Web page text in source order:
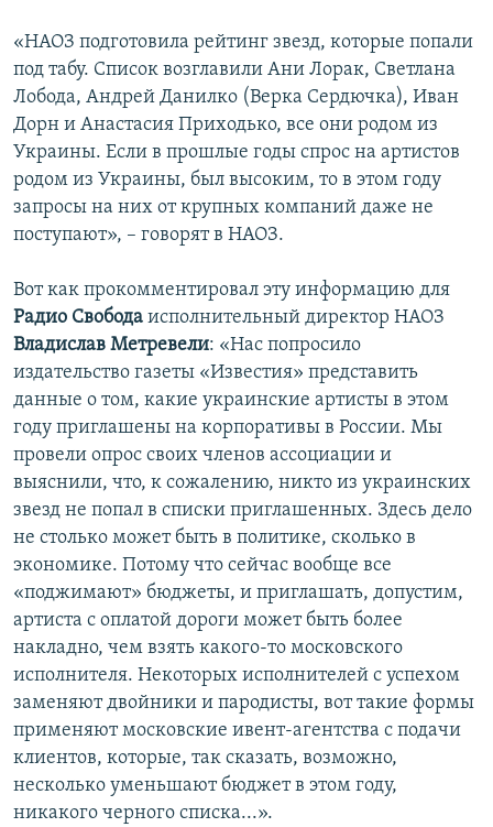
«НАОЗ подготовила рейтинг звезд, которые попали
под табу. Список возглавили Ани Лорак, Светлана
Лобода, Андрей Данилко (Верка Сердючка), Иван
Дорн и Анастасия Приходько, все они родом из
Украины. Если в прошлые годы спрос на артистов
родом из Украины, был высоким, то в этом году
запросы на них от крупных компаний даже не
поступают», – говорят в НАОЗ.
Вот как прокомментировал эту информацию для
Радио Свобода исполнительный директор НАОЗ
Владислав Метревели: «Нас попросило
издательство газеты «Известия» представить
данные о том, какие украинские артисты в этом
году приглашены на корпоративы в России. Мы
провели опрос своих членов ассоциации и
выяснили, что, к сожалению, никто из украинских
звезд не попал в списки приглашенных. Здесь дело
не столько может быть в политике, сколько в
экономике. Потому что сейчас вообще все
«поджимают» бюджеты, и приглашать, допустим,
артиста с оплатой дороги может быть более
накладно, чем взять какого-то московского
исполнителя. Некоторых исполнителей с успехом
заменяют двойники и пародисты, вот такие формы
применяют московские ивент-агентства с подачи
клиентов, которые, так сказать, возможно,
несколько уменьшают бюджет в этом году,
никакого черного списка...».